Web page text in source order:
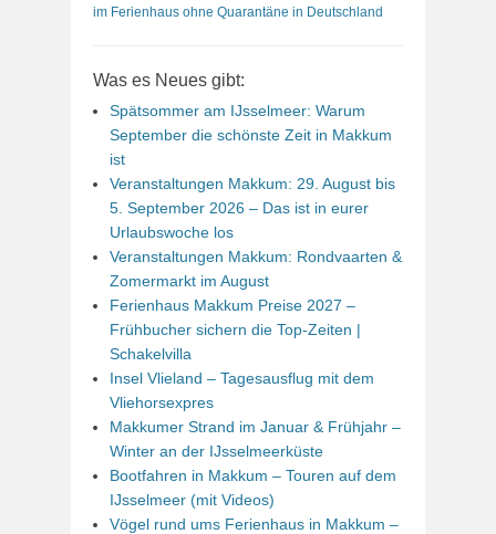
im Ferienhaus ohne Quarantäne in Deutschland
Was es Neues gibt:
Spätsommer am IJsselmeer: Warum
September die schönste Zeit in Makkum
ist
Veranstaltungen Makkum: 29. August bis
5. September 2026 – Das ist in eurer
Urlaubswoche los
Veranstaltungen Makkum: Rondvaarten &
Zomermarkt im August
Ferienhaus Makkum Preise 2027 –
Frühbucher sichern die Top-Zeiten |
Schakelvilla
Insel Vlieland – Tagesausflug mit dem
Vliehorsexpres
Makkumer Strand im Januar & Frühjahr –
Winter an der IJsselmeerküste
Bootfahren in Makkum – Touren auf dem
IJsselmeer (mit Videos)
Vögel rund ums Ferienhaus in Makkum –